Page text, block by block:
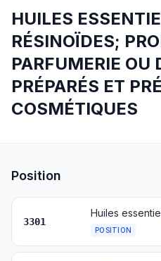
HUILES
RÉSINOÏDES;
PARFUMERIE OU
PRÉPARÉS ET
COSMÉTIQUES
Position
3301
POSITION